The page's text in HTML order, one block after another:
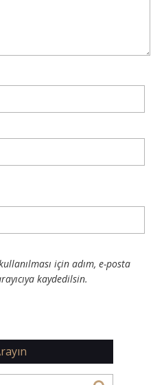
için adım, e-posta
kaydedilsin.